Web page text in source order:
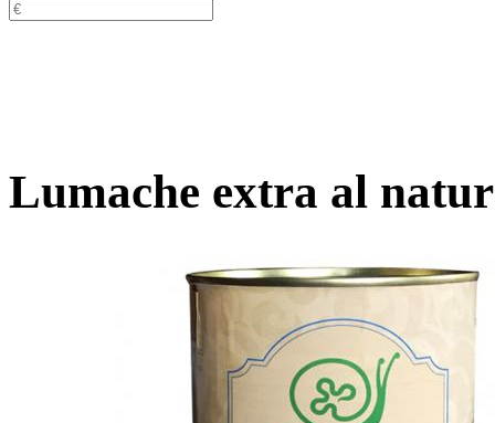
Lumache extra al